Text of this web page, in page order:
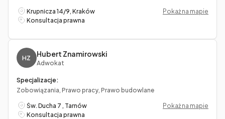
Krupnicza 14/9, Kraków
Pokaż na mapie
Konsultacja prawna
HZ Hubert Znamirowski
Adwokat
Specjalizacje:
Zobowiązania, Prawo pracy, Prawo budowlane
Św. Ducha 7 , Tarnów
Pokaż na mapie
Konsultacja prawna